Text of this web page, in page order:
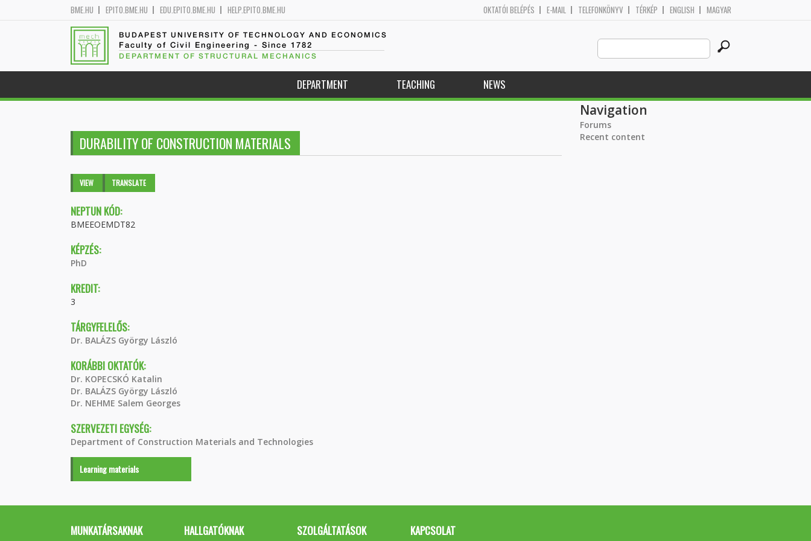
BME.HU EPITO.BME.HU EDU.EPITO.BME.HU HELP.EPITO.BME.HU OKTATÓI BELÉPÉS E-MAIL TELEFONKÖNYV TÉRKÉP ENGLISH MAGYAR
BUDAPEST UNIVERSITY OF TECHNOLOGY AND ECONOMICS
Faculty of Civil Engineering - Since 1782
DEPARTMENT OF STRUCTURAL MECHANICS
Search
this
site
DEPARTMENT TEACHING NEWS
DURABILITY OF CONSTRUCTION MATERIALS
Primary tabs
VIEW (ACTIVETRANSLATE
NEPTUN KÓD:
BMEEOEMDT82
KÉPZÉS:
PhD
KREDIT:
3
TÁRGYFELELŐS:
Dr. BALÁZS György László
KORÁBBI OKTATÓK:
Dr. KOPECSKÓ Katalin
Dr. BALÁZS György László
Dr. NEHME Salem Georges
SZERVEZETI EGYSÉG:
Department of Construction Materials and Technologies
Learning materials
Navigation
Forums
Recent content
MUNKATÁRSAKNAK HALLGATÓKNAK SZOLGÁLTATÁSOK KAPCSOLAT